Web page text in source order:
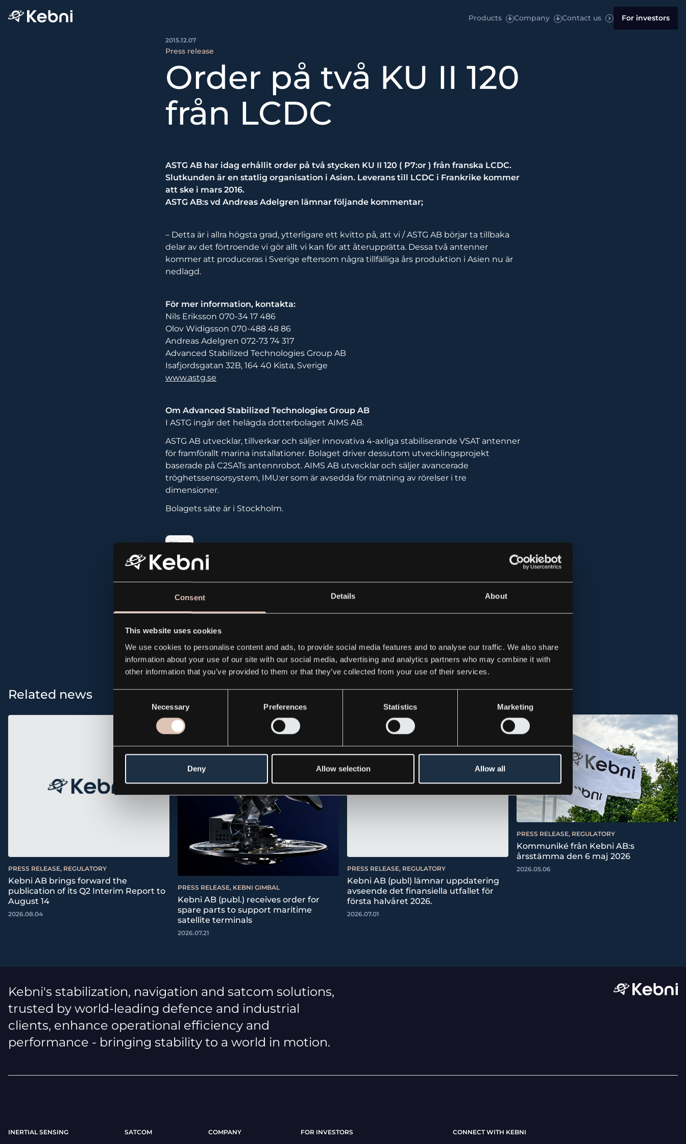
Consent Details About
This website uses cookies
We use cookies to personalise content and ads, to provide social media features and to analyse our traffic. We also share
information about your use of our site with our social media, advertising and analytics partners who may combine it with
other information that you’ve provided to them or that they’ve collected from your use of their services.
Necessary Preferences Statistics Marketing
Deny Allow selection Allow all
Products Company Contact us For investors
2015.12.07
Press release
Order på två KU II 120
från LCDC
ASTG AB har idag erhållit order på två stycken KU II 120 ( P7:or ) från franska LCDC.
Slutkunden är en statlig organisation i Asien. Leverans till LCDC i Frankrike kommer
att ske i mars 2016.
ASTG AB:s vd Andreas Adelgren lämnar följande kommentar;
– Detta är i allra högsta grad, ytterligare ett kvitto på, att vi / ASTG AB börjar ta tillbaka
delar av det förtroende vi gör allt vi kan för att återupprätta. Dessa två antenner
kommer att produceras i Sverige eftersom några tillfälliga års produktion i Asien nu är
nedlagd.
För mer information, kontakta:
Nils Eriksson 070-34 17 486
Olov Widigsson 070-488 48 86
Andreas Adelgren 072-73 74 317
Advanced Stabilized Technologies Group AB
Isafjordsgatan 32B, 164 40 Kista, Sverige
www.astg.se
Om Advanced Stabilized Technologies Group AB
I ASTG ingår det helägda dotterbolaget AIMS AB.
ASTG AB utvecklar, tillverkar och säljer innovativa 4-axliga stabiliserande VSAT antenner
för framförallt marina installationer. Bolaget driver dessutom utvecklingsprojekt
baserade på C2SATs antennrobot. AIMS AB utvecklar och säljer avancerade
tröghetssensorsystem, IMU:er som är avsedda för mätning av rörelser i tre
dimensioner.
Bolagets säte är i Stockholm.
Related news
PRESS RELEASE, REGULATORY
Kebni AB brings forward the
publication of its Q2 Interim Report to
August 14
2026.08.04
PRESS RELEASE, KEBNI GIMBAL
Kebni AB (publ.) receives order for
spare parts to support maritime
satellite terminals
2026.07.21
PRESS RELEASE, REGULATORY
Kebni AB (publ) lämnar uppdatering
avseende det finansiella utfallet för
första halvåret 2026.
2026.07.01
PRESS RELEASE, REGULATORY
Kommuniké från Kebni AB:s
årsstämma den 6 maj 2026
2026.05.06
Kebni's stabilization, navigation and satcom solutions,
trusted by world-leading defence and industrial
clients, enhance operational efficiency and
performance - bringing stability to a world in motion.
INERTIAL SENSING SATCOM COMPANY FOR INVESTORS CONNECT WITH KEBNI